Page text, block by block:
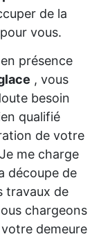
de la
vous.
présence
, vous
besoin
qualifié
de votre
me charge
découpe de
travaux de
chargeons
demeure